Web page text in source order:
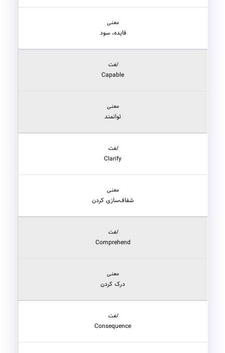
فایده، سود
Capable
توانمند
Clarify
شفاف‌سازی کردن
Comprehend
درک کردن
Consequence